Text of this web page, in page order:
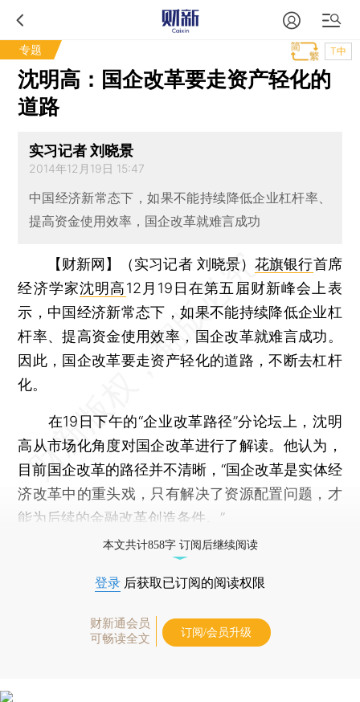
专题 T中
沈明高：国企改革要走资产轻化的
道路
实习记者 刘晓景
2014年12月19日 15:47
中国经济新常态下，如果不能持续降低企业杠杆率、
提高资金使用效率，国企改革就难言成功
【财新网】（实习记者 刘晓景）花旗银行首席
经济学家沈明高12月19日在第五届财新峰会上表
示，中国经济新常态下，如果不能持续降低企业杠
杆率、提高资金使用效率，国企改革就难言成功。
因此，国企改革要走资产轻化的道路，不断去杠杆
化。
在19日下午的“企业改革路径”分论坛上，沈明
高从市场化角度对国企改革进行了解读。他认为，
目前国企改革的路径并不清晰，“国企改革是实体经
济改革中的重头戏，只有解决了资源配置问题，才
能为后续的金融改革创造条件。”
本文共计858字 订阅后继续阅读
登录 后获取已订阅的阅读权限
财新通会员
可畅读全文
订阅/会员升级